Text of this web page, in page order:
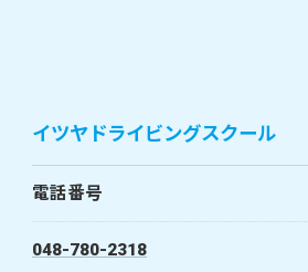
イツヤドライビングスクール
電話番号
048-780-2318